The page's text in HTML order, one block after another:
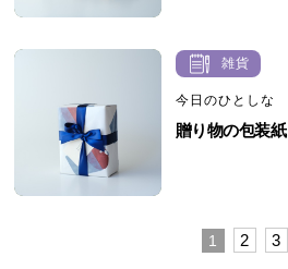
雑貨
今日のひとしな
贈り物の包装紙
1 2 3